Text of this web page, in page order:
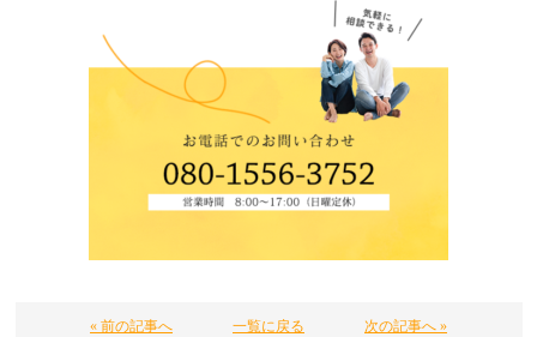
« 前の記事へ 一覧に戻る 次の記事へ »